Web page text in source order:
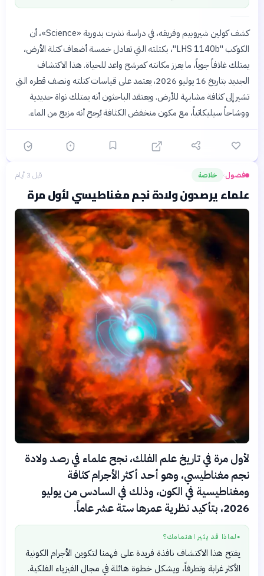
كشف كولين شيروبيم وفريقه، في دراسة نشرت بدورية «Science»، أن
الكوكب "LHS 1140b"، بكتلته التي تعادل خمسة أضعاف كتلة الأرض،
يمتلك غلافاً جوياً، ما يعزز مكانته كمرشح واعد للحياة. هذا الاكتشاف
الجديد بتاريخ 16 يوليو 2026، يعتمد على قياسات كتلته ونصف قطره التي
تشير إلى كثافة مشابهة للأرض. ويعتقد الباحثون أنه يمتلك نواة حديدية
ووشاحاً سيليكاتياً، مع مكون منخفض الكثافة يُرجح أنه مزيج من الماء.
فضول› خلاصة قبل 3 أيام
علماء يرصدون ولادة نجم مغناطيسي لأول مرة
لأول مرة في تاريخ علم الفلك، نجح علماء في رصد ولادة
نجم مغناطيسي، وهو أحد أكثر الأجرام كثافة
ومغناطيسية في الكون، وذلك في السادس من يوليو
2026، بتأكيد نظرية عمرها ستة عشر عاماً.
● لماذا قد يثير اهتمامك؟
يفتح هذا الاكتشاف نافذة فريدة على فهمنا لتكوين الأجرام الكونية
الأكثر غرابة وتطرفاً، ويشكل خطوة هائلة في مجال الفيزياء الفلكية.